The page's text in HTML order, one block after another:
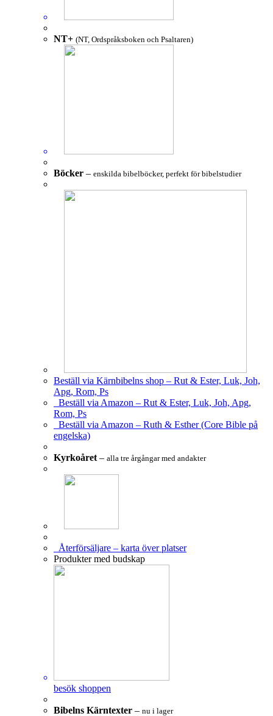
NT+ (NT, Ordspråksboken och Psaltaren)
Böcker – enskilda bibelböcker, perfekt för bibelstudier
Beställ via Kärnbibelns shop – Rut & Ester, Luk, Joh,
Apg, Rom, Ps
Beställ via Amazon – Rut & Ester, Luk, Joh, Apg,
Rom, Ps
Beställ via Amazon – Ruth & Esther (Core Bible på
engelska)
Kyrkoåret – alla tre årgångar med andakter
Återförsäljare – karta över platser
Produkter med budskap
besök shoppen
Bibelns Kärntexter – nu i lager